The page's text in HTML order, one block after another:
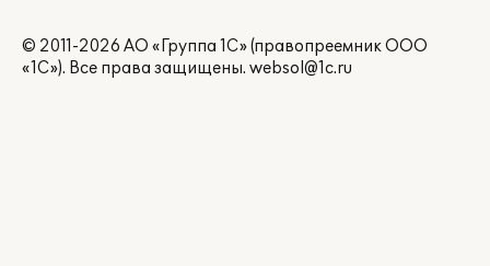
© 2011-2026 АО «Группа 1С» (правопреемник ООО
«1С»). Все права защищены. websol@1c.ru